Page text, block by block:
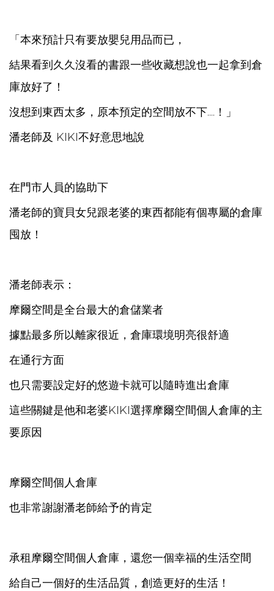
「本來預計只有要放嬰兒用品而已，
結果看到久久沒看的書跟一些收藏想說也一起拿到倉
庫放好了！
沒想到東西太多，原本預定的空間放不下....！」
潘老師及 KIKI不好意思地說
在門市人員的協助下
潘老師的寶貝女兒跟老婆的東西都能有個專屬的倉庫
囤放！
潘老師表示：
摩爾空間是全台最大的倉儲業者
據點最多所以離家很近，倉庫環境明亮很舒適
在通行方面
也只需要設定好的悠遊卡就可以隨時進出倉庫
這些關鍵是他和老婆KIKI選擇摩爾空間個人倉庫的主
要原因
摩爾空間個人倉庫
也非常謝謝潘老師給予的肯定
承租摩爾空間個人倉庫，還您一個幸福的生活空間
給自己一個好的生活品質，創造更好的生活！